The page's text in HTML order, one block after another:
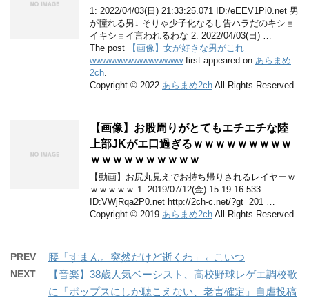
1: 2022/04/03(日) 21:33:25.071 ID:/eEEV1Pi0.net 男
が憧れる男↓ そりゃ少子化なるし告ハラだのキショ
イキショイ言われるわな 2: 2022/04/03(日) …
The post
【画像】女が好きな男がこれ
wwwwwwwwwwwwwwwfirst appeared on あらまめ
2ch
Copyright © 2022 あらまめ2ch All Rights Reserved.
【画像】お股周りがとてもエチエチな陸
上部JKがエ口過ぎるｗｗｗｗｗｗｗｗｗ
ｗｗｗｗｗｗｗｗｗｗ
【動画】お尻丸見えでお持ち帰りされるレイヤーｗ
ｗｗｗｗｗ 1: 2019/07/12(金) 15:19:16.533
ID:VWjRqa2P0.net http://2ch-c.net/?gt=201 …
Copyright © 2019 あらまめ2ch All Rights Reserved.
PREV 腰「すまん。突然だけど逝くわ」←こいつ
NEXT
【音楽】38歳人気ベーシスト、高校野球レゲエ調校歌
に「ポップスにしか聴こえない、老害確定」自虐投稿